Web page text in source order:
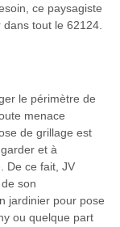
ce paysagiste
tout le 62124.
le périmètre de
menace
de grillage est
et à
De ce fait, JV
son
jardinier pour pose
ou quelque part